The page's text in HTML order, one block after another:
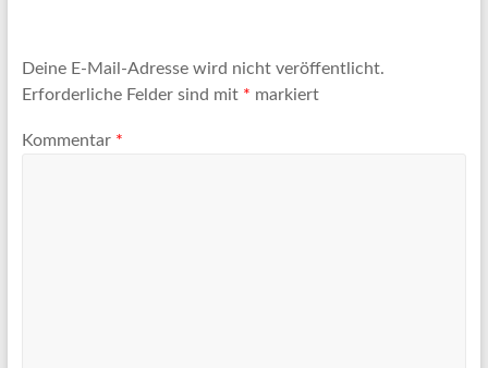
zum
Thema
Deine E-Mail-Adresse wird nicht veröffentlicht.
Erforderliche Felder sind mit * markiert
Kommentar *